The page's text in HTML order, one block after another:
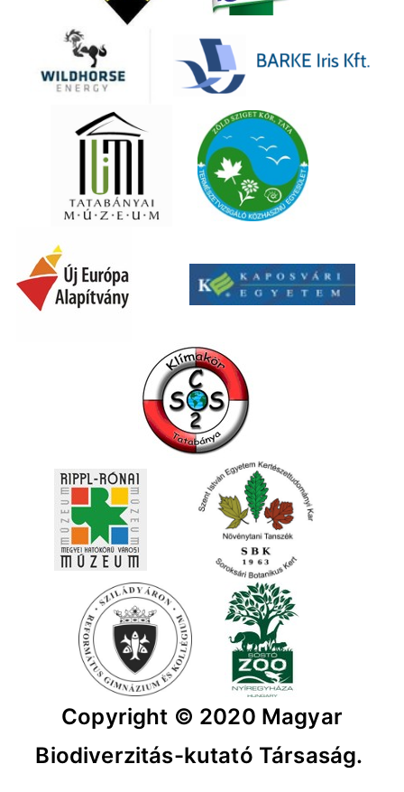
Copyright © 2020 Magyar
Biodiverzitás-kutató Társaság.